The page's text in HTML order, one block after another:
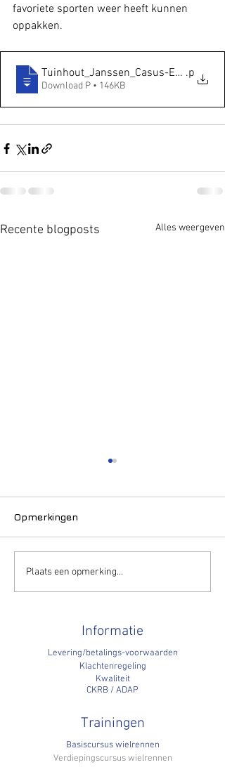
favoriete sporten weer heeft kunnen
oppakken.
Tuinhout_Janssen_Casus-Edwin_juli-
.p
Download P • 146KB
Recente blogposts Alles weergeven
Invloed van maatzolen
op biomechanica bij
Opmerkingen
Plaats een opmerking...
Informatie
Levering/betalings-voorwaarden
Klachtenregeling
Kwaliteit
CKRB / ADAP
Trainingen
Basiscursus wielrennen
Verdiepingscursus wielrennen